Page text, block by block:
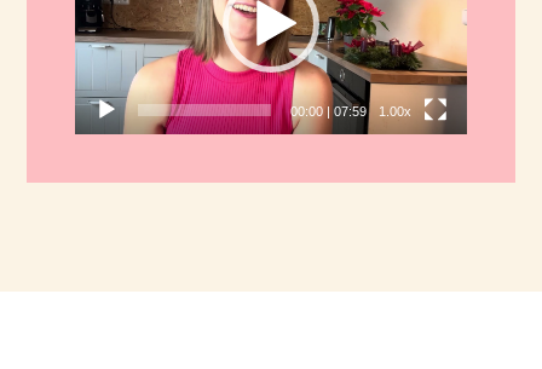
00:00| 07:59 1.00x